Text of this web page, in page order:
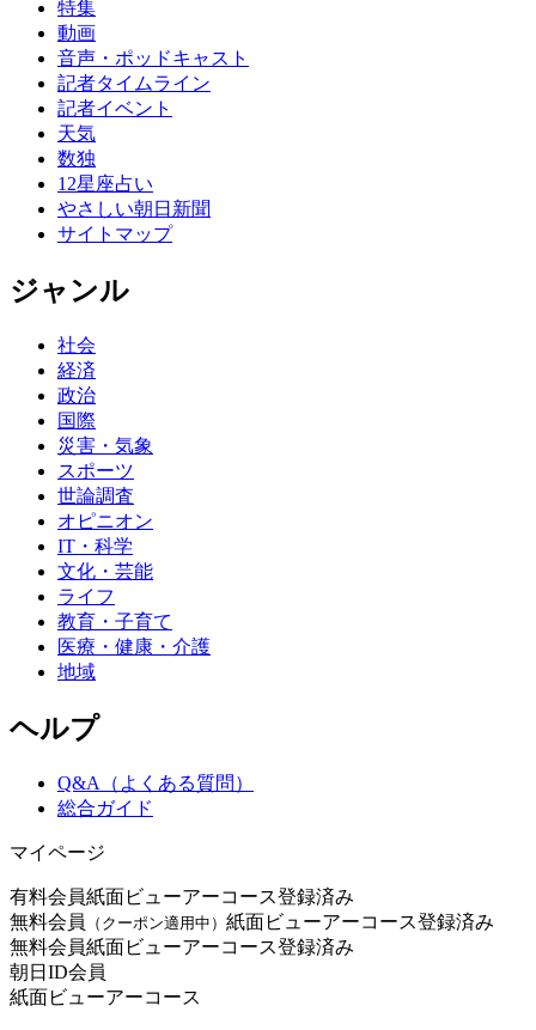
特集
動画
音声・ポッドキャスト
記者タイムライン
記者イベント
天気
数独
12星座占い
やさしい朝日新聞
サイトマップ
ジャンル
社会
経済
政治
国際
災害・気象
スポーツ
世論調査
オピニオン
IT・科学
文化・芸能
ライフ
教育・子育て
医療・健康・介護
地域
ヘルプ
Q&A（よくある質問）
総合ガイド
マイページ
有料会員紙面ビューアーコース登録済み
無料会員
（クーポン適用中） 紙面ビューアーコース登録済み
無料会員紙面ビューアーコース登録済み
朝日ID会員
紙面ビューアーコース